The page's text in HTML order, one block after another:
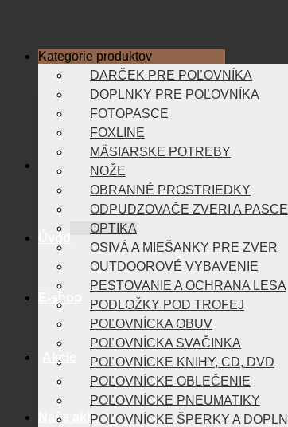
Akcie
Naše aktivity
Kategorie produktov
DARČEK PRE POĽOVNÍKA
DOPLNKY PRE POĽOVNÍKA
FOTOPASCE
FOXLINE
MÄSIARSKE POTREBY
NOŽE
OBRANNÉ PROSTRIEDKY
ODPUDZOVAČE ZVERI A PASCE
OPTIKA
OSIVÁ A MIEŠANKY PRE ZVER
OUTDOOROVÉ VYBAVENIE
PESTOVANIE A OCHRANA LESA
PODLOŽKY POD TROFEJ
POĽOVNÍCKA OBUV
POĽOVNÍCKA SVAČINKA
POĽOVNÍCKE KNIHY, CD, DVD
POĽOVNÍCKE OBLEČENIE
POĽOVNÍCKE PNEUMATIKY
POĽOVNÍCKE ŠPERKY A